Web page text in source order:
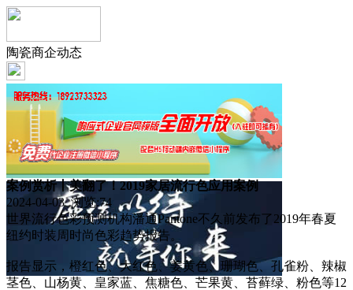
陶瓷商企动态
案例赏析丨美翻了！2019家居流行色应用案例
2024-04-03 浏览:74
世界流行色彩预测机构潘通Pantone不久前发布了2019年春夏
纽约时装周时尚色彩趋势报告。
报告显示，橙红色、大红色、姜黄色、珊瑚色、孔雀粉、辣椒
茎色、山杨黄、皇家蓝、焦糖色、芒果黄、苔藓绿、粉色等12